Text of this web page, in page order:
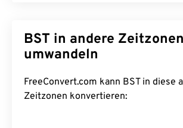
BST in andere Zeitzonen
umwandeln
FreeConvert.com kann BST in diese
Zeitzonen konvertieren: